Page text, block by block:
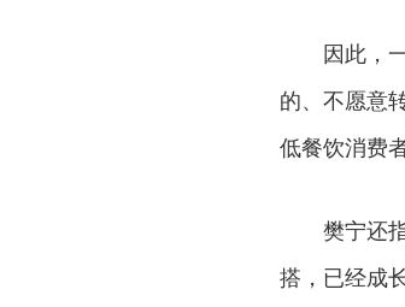
因此，
的、不愿意
低餐饮消费
樊宁还
搭，已经成